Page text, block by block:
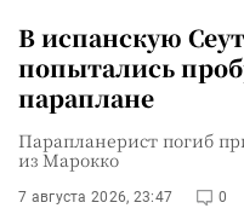
В испанскую
попытались
параплане
Парапланерист погиб
из Марокко
7 августа 2026, 23:47 0